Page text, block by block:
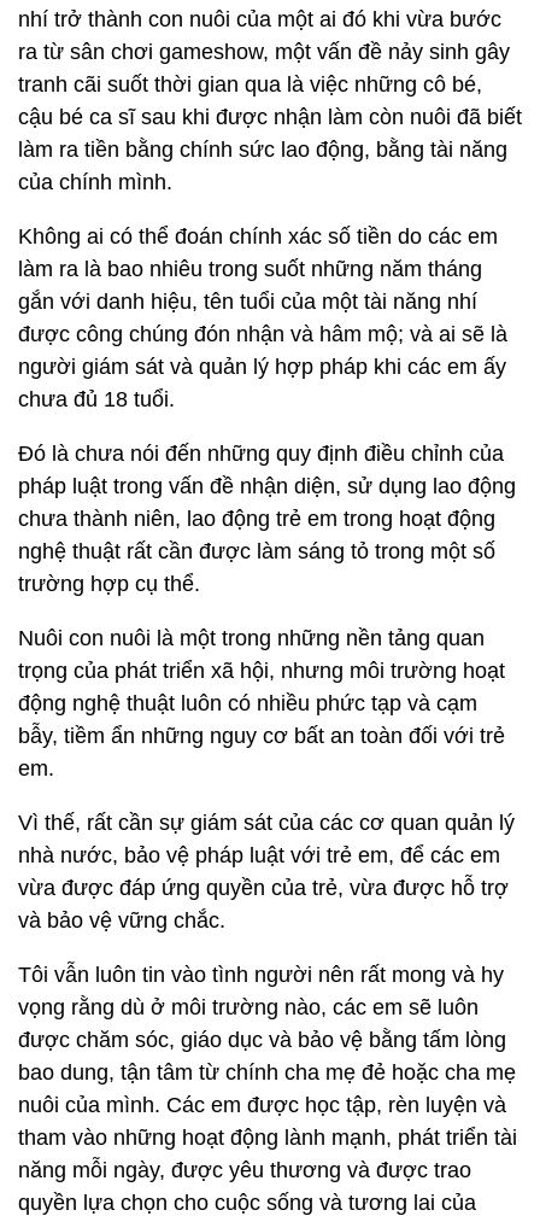
nhí trở thành con nuôi của một ai đó khi vừa bước
ra từ sân chơi gameshow, một vấn đề nảy sinh gây
tranh cãi suốt thời gian qua là việc những cô bé,
cậu bé ca sĩ sau khi được nhận làm còn nuôi đã biết
làm ra tiền bằng chính sức lao động, bằng tài năng
của chính mình.
Không ai có thể đoán chính xác số tiền do các em
làm ra là bao nhiêu trong suốt những năm tháng
gắn với danh hiệu, tên tuổi của một tài năng nhí
được công chúng đón nhận và hâm mộ; và ai sẽ là
người giám sát và quản lý hợp pháp khi các em ấy
chưa đủ 18 tuổi.
Đó là chưa nói đến những quy định điều chỉnh của
pháp luật trong vấn đề nhận diện, sử dụng lao động
chưa thành niên, lao động trẻ em trong hoạt động
nghệ thuật rất cần được làm sáng tỏ trong một số
trường hợp cụ thể.
Nuôi con nuôi là một trong những nền tảng quan
trọng của phát triển xã hội, nhưng môi trường hoạt
động nghệ thuật luôn có nhiều phức tạp và cạm
bẫy, tiềm ẩn những nguy cơ bất an toàn đối với trẻ
em.
Vì thế, rất cần sự giám sát của các cơ quan quản lý
nhà nước, bảo vệ pháp luật với trẻ em, để các em
vừa được đáp ứng quyền của trẻ, vừa được hỗ trợ
và bảo vệ vững chắc.
Tôi vẫn luôn tin vào tình người nên rất mong và hy
vọng rằng dù ở môi trường nào, các em sẽ luôn
được chăm sóc, giáo dục và bảo vệ bằng tấm lòng
bao dung, tận tâm từ chính cha mẹ đẻ hoặc cha mẹ
nuôi của mình. Các em được học tập, rèn luyện và
tham vào những hoạt động lành mạnh, phát triển tài
năng mỗi ngày, được yêu thương và được trao
quyền lựa chọn cho cuộc sống và tương lai của